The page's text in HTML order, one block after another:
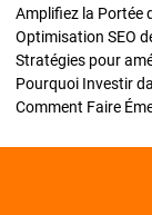
Amplifiez la Portée